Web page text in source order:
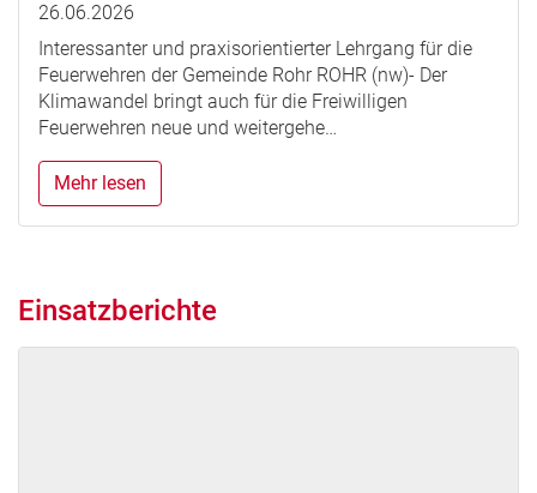
26.06.2026
Interessanter und praxisorientierter Lehrgang für die
Feuerwehren der Gemeinde Rohr ROHR (nw)- Der
Klimawandel bringt auch für die Freiwilligen
Feuerwehren neue und weitergehe…
Mehr lesen
Einsatzberichte